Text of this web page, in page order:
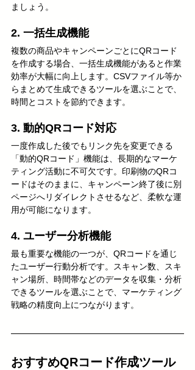
ましょう。
2. 一括生成機能
複数の商品やキャンペーンごとにQRコード
を作成する場合、一括生成機能があると作業
効率が大幅に向上します。CSVファイル等か
らまとめて生成できるツールを選ぶことで、
時間とコストを節約できます。
3. 動的QRコード対応
一度作成した後でもリンク先を変更できる
「動的QRコード」機能は、長期的なマーケ
ティング活動に不可欠です。印刷物のQRコ
ードはそのままに、キャンペーン終了後に別
ページへリダイレクトさせるなど、柔軟な運
用が可能になります。
4. ユーザー分析機能
最も重要な機能の一つが、QRコードを通じ
たユーザー行動分析です。スキャン数、スキ
ャン場所、時間帯などのデータを収集・分析
できるツールを選ぶことで、マーケティング
戦略の精度向上につながります。
おすすめQRコード作成ツール